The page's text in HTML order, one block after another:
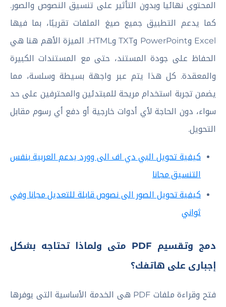
المحتوى نهائيا وبدون التأثير على تنسيق النصوص والصور.
كما يدعم التطبيق جميع صيغ الملفات تقريبًا، بما فيها
Excel وPowerPoint وTXT وHTML. الميزة الأهم هنا هي
الحفاظ على جودة المستند، حتى مع المستندات الكبيرة
والمعقدة. كل هذا يتم عبر واجهة بسيطة وسلسة، مما
يضمن تجربة استخدام مريحة للمبتدئين والمحترفين على حد
سواء، دون الحاجة لأي أدوات خارجية أو دفع أي رسوم مقابل
التحويل.
كيفية تحويل البي دي اف الى وورد يدعم العربية بنفس
التنسيق مجانا
كيفية تحويل الصور الى نصوص قابلة للتعديل مجانا وفي
ثواني
دمج وتقسيم PDF متى ولماذا تحتاجه بشكل
إجبارى على هاتفك؟
فتح وقراءة ملفات PDF هى الخدمة الأساسية التى يوفرها